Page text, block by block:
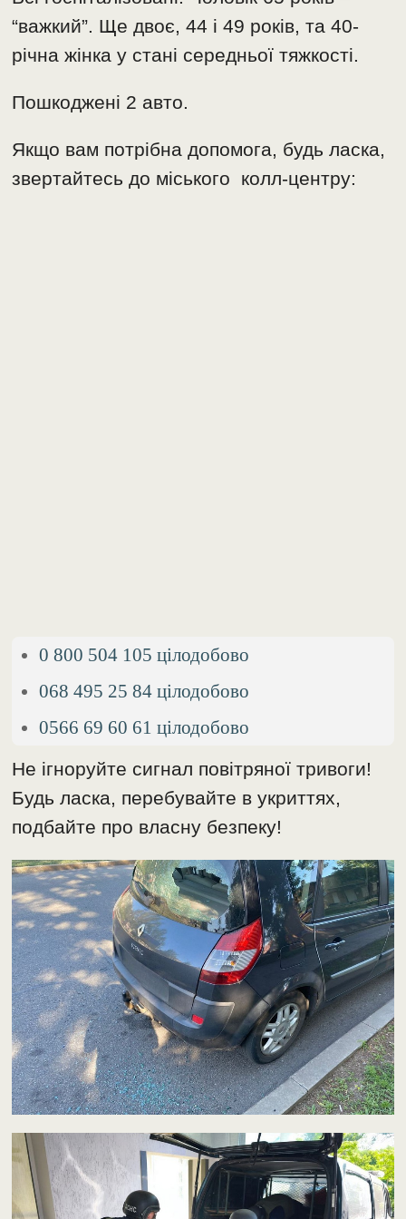
“важкий”. Ще двоє, 44 і 49 років, та 40-
річна жінка у стані середньої тяжкості.
Пошкоджені 2 авто.
Якщо вам потрібна допомога, будь ласка,
звертайтесь до міського колл-центру:
0 800 504 105 цілодобово
068 495 25 84 цілодобово
0566 69 60 61 цілодобово
Не ігноруйте сигнал повітряної тривоги!
Будь ласка, перебувайте в укриттях,
подбайте про власну безпеку!